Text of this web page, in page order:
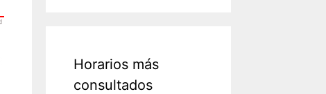
Horarios más
consultados